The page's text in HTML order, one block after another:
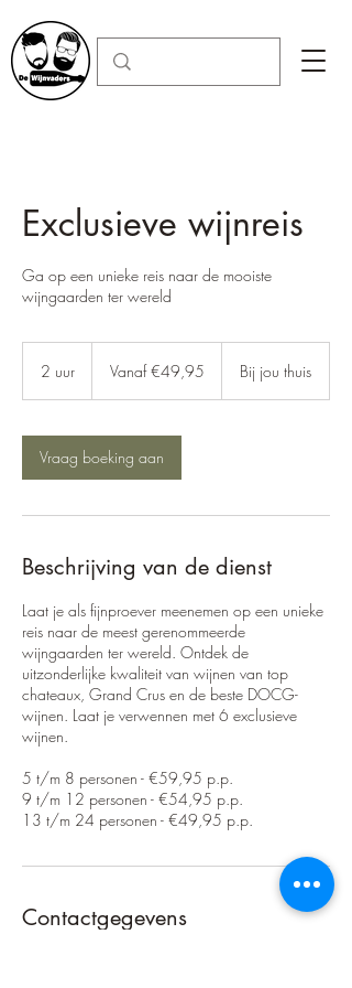
Exclusieve wijnreis
Ga op een unieke reis naar de mooiste
wijngaarden ter wereld
2 uur
r
Vanaf €49,95 Bij jou thuis
Vraag boeking aan
Beschrijving van de dienst
Laat je als fijnproever meenemen op een unieke
reis naar de meest gerenommeerde
wijngaarden ter wereld. Ontdek de
uitzonderlijke kwaliteit van wijnen van top
chateaux, Grand Crus en de beste DOCG-
wijnen. Laat je verwennen met 6 exclusieve
wijnen.
5 t/m 8 personen - €59,95 p.p.
9 t/m 12 personen - €54,95 p.p.
13 t/m 24 personen - €49,95 p.p.
Contactgegevens